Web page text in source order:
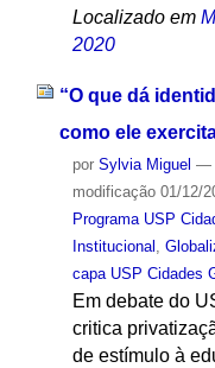
Localizado em
2020
“O que dá
como ele
por Sylvia Miguel —
modificação01/12/
Programa USP
Institucional ,
capa USP Cidades
Em debate do
critica
de estímulo à